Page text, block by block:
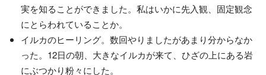
実を知ることができました。私はいかに先入観、固定観念
にとらわれていることか。
イルカのヒーリング。数回やりましたがあまり分からなか
った。12日の朝、大きなイルカが来て、ひざの上にある岩
にぶつかり粉々にした。